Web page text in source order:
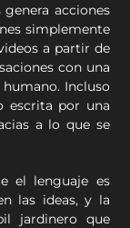
acciones
simplemente
a partir de
con una
Incluso
escrita por una
a lo que se
el lenguaje es
las ideas, y la
jardinero que